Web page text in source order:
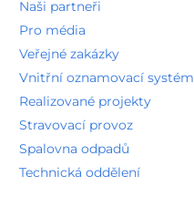
Naši partneři
Pro média
Veřejné zakázky
Vnitřní oznamovací systém
Realizované projekty
Stravovací provoz
Spalovna odpadů
Technická oddělení